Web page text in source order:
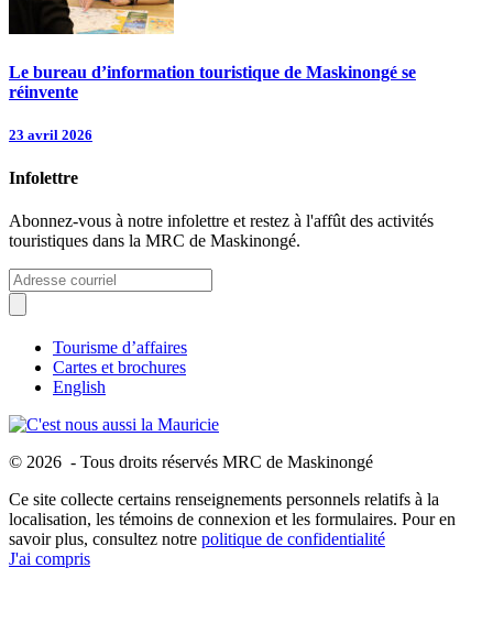
Le bureau d’information touristique de Maskinongé se
réinvente
23 avril 2026
Infolettre
Abonnez-vous à notre infolettre et restez à l'affût des activités
touristiques dans la MRC de Maskinongé.
Tourisme d’affaires
Cartes et brochures
English
© 2026 - Tous droits réservés MRC de Maskinongé
Ce site collecte certains renseignements personnels relatifs à la
localisation, les témoins de connexion et les formulaires. Pour en
savoir plus, consultez notre politique de confidentialité
J'ai compris